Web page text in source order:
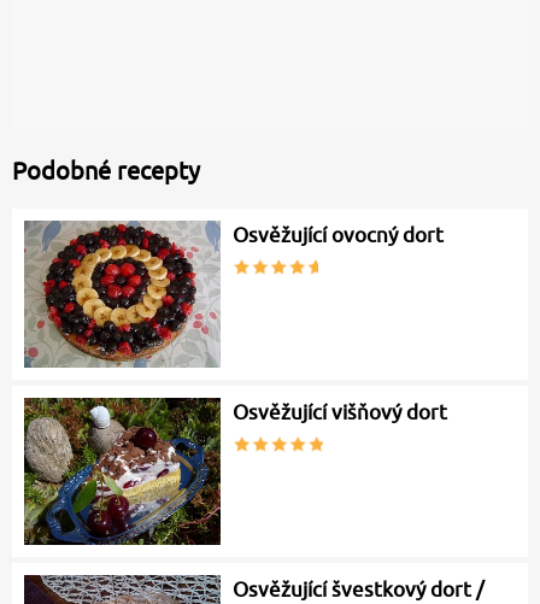
Podobné recepty
Osvěžující ovocný dort
Osvěžující višňový dort
Osvěžující švestkový dort /